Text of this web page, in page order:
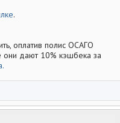
.
оплатив полис ОСАГО
дают 10% кэшбека за